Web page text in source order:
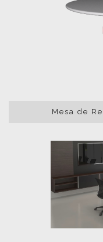
Mesa de